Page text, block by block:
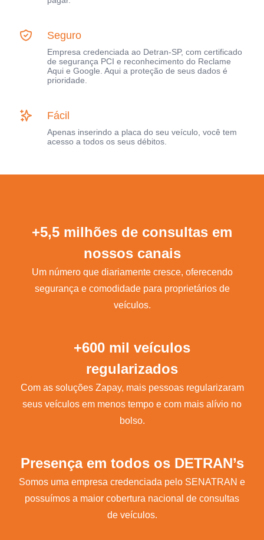
Seguro
Empresa credenciada ao Detran-SP, com certificado
de segurança PCI e reconhecimento do Reclame
Aqui e Google. Aqui a proteção de seus dados é
prioridade.
Fácil
Apenas inserindo a placa do seu veículo, você tem
acesso a todos os seus débitos.
+5,5 milhões de consultas em
nossos canais
Um número que diariamente cresce, oferecendo
segurança e comodidade para proprietários de
veículos.
+600 mil veículos
regularizados
Com as soluções Zapay, mais pessoas regularizaram
seus veículos em menos tempo e com mais alívio no
bolso.
Presença em todos os DETRAN’s
Somos uma empresa credenciada pelo SENATRAN e
possuímos a maior cobertura nacional de consultas
de veículos.